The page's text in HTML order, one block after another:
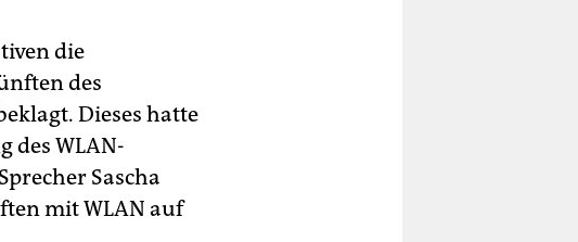
die
des
Dieses hatte
des WLAN-
Sascha
mit WLAN auf